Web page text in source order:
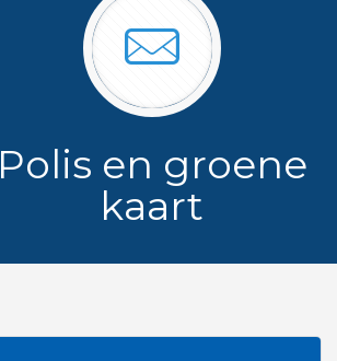
Polis en groene
kaart